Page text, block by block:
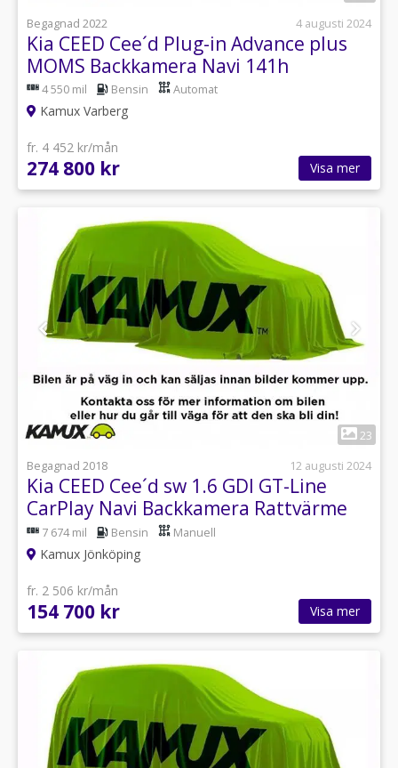
Begagnad 2022
4 augusti 2024
Kia CEED Cee´d Plug-in Advance plus
MOMS Backkamera Navi 141h
4 550 mil Bensin Automat
Kamux Varberg
fr. 4 452 kr/mån
274 800 kr Visa mer
23
Begagnad 2018
12 augusti 2024
Kia CEED Cee´d sw 1.6 GDI GT-Line
CarPlay Navi Backkamera Rattvärme
7 674 mil Bensin Manuell
Kamux Jönköping
fr. 2 506 kr/mån
154 700 kr Visa mer